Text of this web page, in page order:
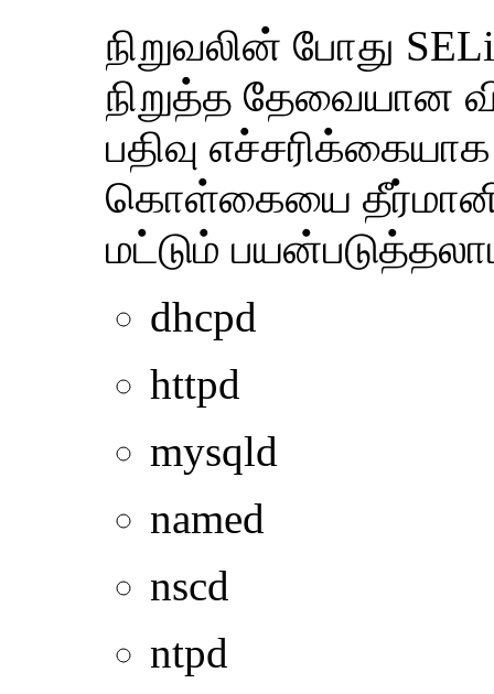
நிறுவலின் போது
நிறுத்த தேவையான
பதிவு
கொள்கையை
மட்டும்
dhcpd
httpd
mysqld
named
nscd
ntpd